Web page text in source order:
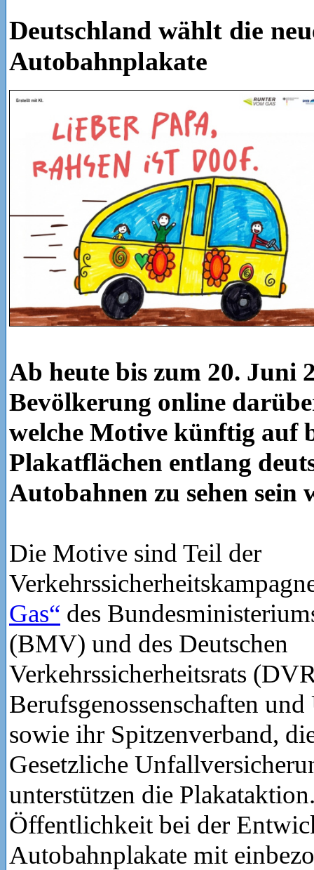
Deutschland wählt die
Autobahnplakate
Ab heute bis zum 20. Juni
Bevölkerung online
welche Motive künftig auf
Plakatflächen entlang
Autobahnen zu sehen sein
Die Motive sind Teil der
Gas“ des
(BMV) und des Deutschen
Verkehrssicherheitsrats
Berufsgenossenschaften
sowie ihr Spitzenverband,
Gesetzliche
unterstützen die
Öffentlichkeit bei der
Autobahnplakate mit